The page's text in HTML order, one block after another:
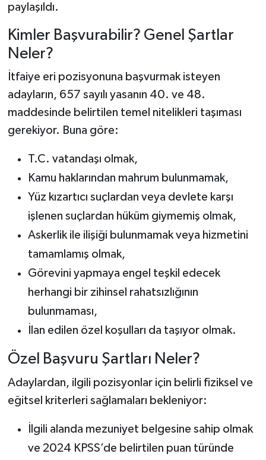
paylaşıldı.
Kimler Başvurabilir? Genel Şartlar
Neler?
İtfaiye eri pozisyonuna başvurmak isteyen
adayların, 657 sayılı yasanın 40. ve 48.
maddesinde belirtilen temel nitelikleri taşıması
gerekiyor. Buna göre:
T.C. vatandaşı olmak,
Kamu haklarından mahrum bulunmamak,
Yüz kızartıcı suçlardan veya devlete karşı
işlenen suçlardan hüküm giymemiş olmak,
Askerlik ile ilişiği bulunmamak veya hizmetini
tamamlamış olmak,
Görevini yapmaya engel teşkil edecek
herhangi bir zihinsel rahatsızlığının
bulunmaması,
İlan edilen özel koşulları da taşıyor olmak.
Özel Başvuru Şartları Neler?
Adaylardan, ilgili pozisyonlar için belirli fiziksel ve
eğitsel kriterleri sağlamaları bekleniyor:
İlgili alanda mezuniyet belgesine sahip olmak
ve 2024 KPSS’de belirtilen puan türünde